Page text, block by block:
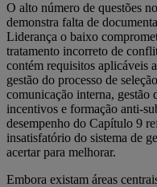
O alto número de questões
demonstra falta de
Liderança o baixo
tratamento incorreto de
contém requisitos aplicáveis
gestão do processo de
comunicação interna, gestão
incentivos e formação anti-
desempenho do Capítulo 9
insatisfatório do sistema de
acertar para melhorar.
Embora existam áreas